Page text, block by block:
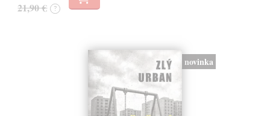
21,90 € ?
novinka